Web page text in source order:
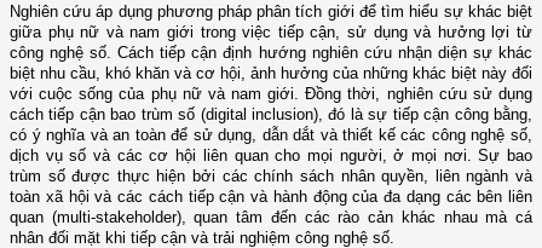
Nghiên cứu áp dụng phương pháp phân tích giới để tìm hiểu sự khác biệt
giữa phụ nữ và nam giới trong việc tiếp cận, sử dụng và hưởng lợi từ
công nghệ số. Cách tiếp cận định hướng nghiên cứu nhận diện sự khác
biệt nhu cầu, khó khăn và cơ hội, ảnh hưởng của những khác biệt này đối
với cuộc sống của phụ nữ và nam giới. Đồng thời, nghiên cứu sử dụng
cách tiếp cận bao trùm số (digital inclusion), đó là sự tiếp cận công bằng,
có ý nghĩa và an toàn để sử dụng, dẫn dắt và thiết kế các công nghệ số,
dịch vụ số và các cơ hội liên quan cho mọi người, ở mọi nơi. Sự bao
trùm số được thực hiện bởi các chính sách nhân quyền, liên ngành và
toàn xã hội và các cách tiếp cận và hành động của đa dạng các bên liên
quan (multi-stakeholder), quan tâm đến các rào cản khác nhau mà cá
nhân đối mặt khi tiếp cận và trải nghiệm công nghệ số.